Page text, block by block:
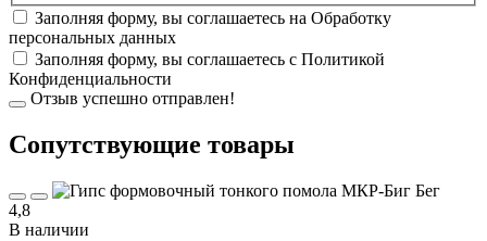
Заполняя форму, вы соглашаетесь на Обработку
персональных данных
Заполняя форму, вы соглашаетесь с Политикой
Конфиденциальности
Отзыв успешно отправлен!
Cопутствующие товары
4,8
В наличии